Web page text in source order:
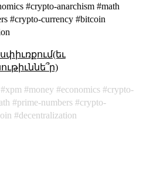
#crypto-anarchism #math
#crypto-currency #bitcoin
xpm money economics
crypto-
prime-numbers
crypto-
decentralization